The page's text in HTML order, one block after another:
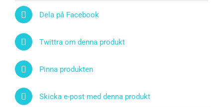
Dela på Facebook
Twittra om denna produkt
Pinna produkten
Skicka e-post med denna produkt